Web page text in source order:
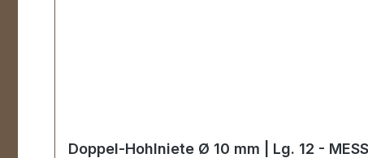
Doppel-Hohlniete Ø 10 mm | Lg. 12 -